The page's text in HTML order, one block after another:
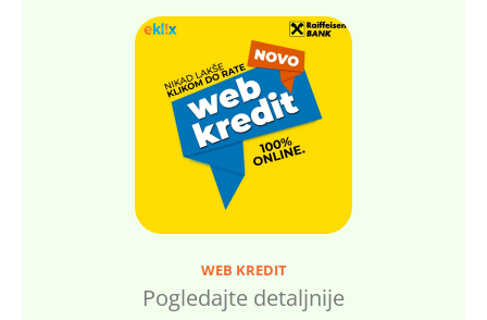
WEB KREDIT
Pogledajte detaljnije